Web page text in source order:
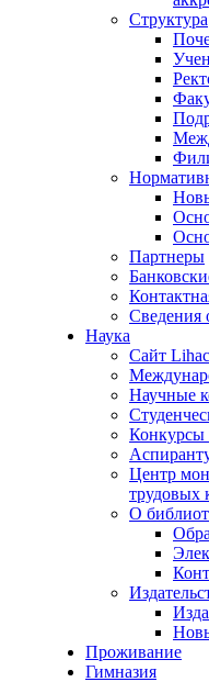
Структура
Партнеры
Сведения
Наука
Сайт
Научные
Конкурсы
Центр
трудовых
О
Проживание
Гимназия